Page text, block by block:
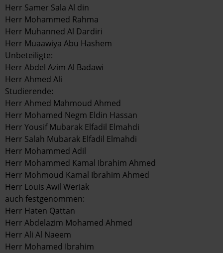
Herr Samer Sala Al din
Herr Mohammed Rahma
Herr Muhanned Al Dardiri
Herr Muaawiya Abu Hashem
Unbeteiligte:
Herr Abdel Azim Al Badawi
Herr Ahmed Ali
Studierende:
Herr Ahmed Mahmoud Ahmed
Herr Mohamed Negm Eldin Hassan
Herr Yousif Mubarak Elfadil Elmahdi
Herr Salah Mubarak Elfadil Elmahdi
Herr Mohammed Adil
Herr Mohammed Kamal Ibrahim Ahmed
Herr Mohmoud Kamal Ibrahim Ahmed
Herr Louis Awil Weriak
auch festgenommen:
Herr Haten Qattan
Herr Abdelazim Mohamed Ahmed
Herr Ali Al Naeem
Herr Mohamed Ibrahim